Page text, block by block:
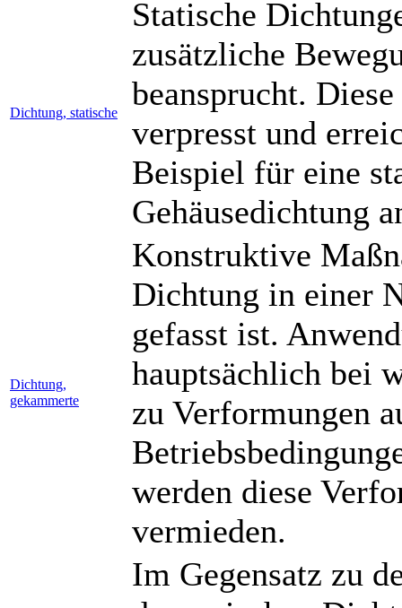
Dichtung, statische
Statische
zusätzliche
beansprucht.
verpresst und
Beispiel für eine
Gehäusedichtung
Dichtung,
gekammerte
Konstruktive
Dichtung in einer
gefasst ist.
hauptsächlich bei
zu Verformungen
werden diese
vermieden.
Im Gegensatz zu